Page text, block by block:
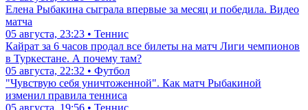
Елена Рыбакина сыграла впервые за месяц и победила. Видео
матча
05 августа, 23:23 • Теннис
Кайрат за 6 часов продал все билеты на матч Лиги чемпионов
в Туркестане. А почему там?
05 августа, 22:32 • Футбол
"Чувствую себя уничтоженной". Как матч Рыбакиной
изменил правила тенниса
05 августа, 19:56 • Теннис